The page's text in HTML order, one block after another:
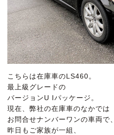
こちらは在庫車のLS460。
最上級グレードの
バージョンU Iパッケージ。
現在、弊社の在庫車のなかでは
お問合せナンバーワンの車両で、
昨日もご家族が一組、